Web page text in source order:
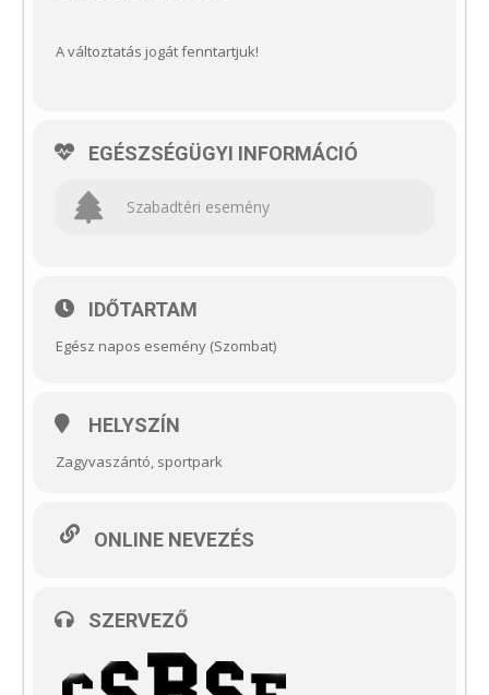
A változtatás jogát fenntartjuk!
EGÉSZSÉGÜGYI INFORMÁCIÓ
Szabadtéri esemény
IDŐTARTAM
Egész napos esemény (Szombat)
HELYSZÍN
Zagyvaszántó, sportpark
ONLINE NEVEZÉS
SZERVEZŐ